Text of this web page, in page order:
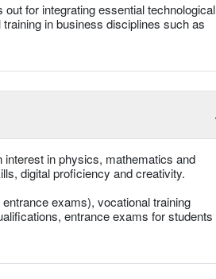
for integrating essential technological
in business disciplines such as
interest in physics, mathematics and
digital proficiency and creativity.
exams), vocational training
entrance exams for students